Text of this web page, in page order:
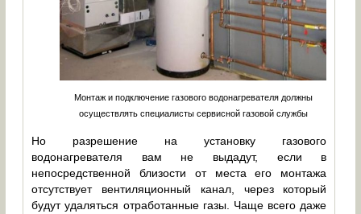
Монтаж и подключение газового водонагревателя должны
осуществлять специалисты сервисной газовой службы
Но разрешение на установку газового
водонагревателя вам не выдадут, если в
непосредственной близости от места его монтажа
отсутствует вентиляционный канал, через который
будут удаляться отработанные газы. Чаще всего даже